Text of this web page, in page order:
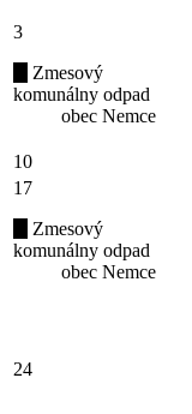
3
Zmesový
komunálny odpad
obec Nemce
10
17
Zmesový
komunálny odpad
obec Nemce
24